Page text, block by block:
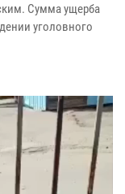
Сумма ущерба
уголовного